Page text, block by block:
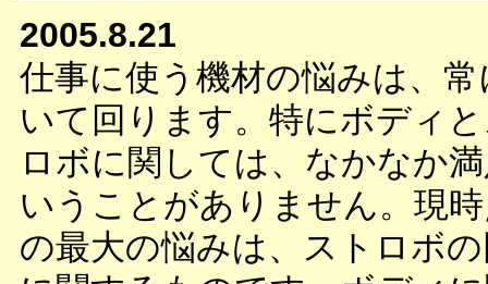
2005.8.21
仕事に使う機材の悩みは、常
いて回ります。特にボディ
ロボに関しては、なかなか
いうことがありません。現
の最大の悩みは、ストロボ